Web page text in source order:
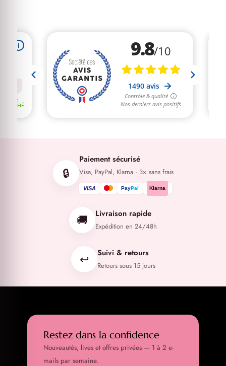
🔒
Paiement sécurisé
Visa, PayPal, Klarna · 3× sans frais
VISA PayPal Klarna
🚚 Livraison rapide
Expédition en 24/48h
↩️ Suivi & retours
Retours sous 15 jours
Restez dans la confidence
Nouveautés, lives et offres privées — 1 à 2 e-
mails par semaine.